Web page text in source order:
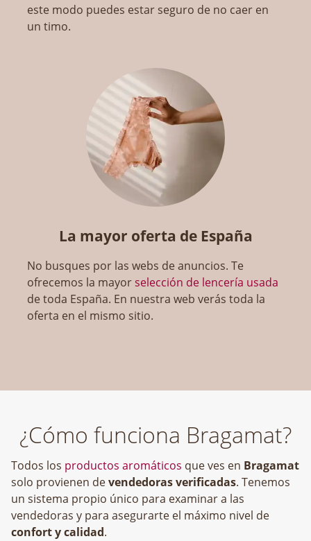
este modo puedes estar seguro de no caer en
un timo.
La mayor oferta de España
No busques por las webs de anuncios. Te
ofrecemos la mayorselección de lencería usada
de toda España. En nuestra web verás toda la
oferta en el mismo sitio.
¿Cómo funciona Bragamat?
Todos los productos aromáticos que ves en Bragamat
solo provienen devendedoras verificadas. Tenemos
un sistema propio único para examinar a las
vendedoras y para asegurarte el máximo nivel de
confort y calidad.